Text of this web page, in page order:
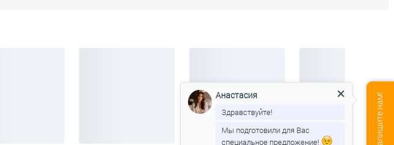
Анастасия
Здравствуйте!
Мы подготовили для Вас
специальное предложение!